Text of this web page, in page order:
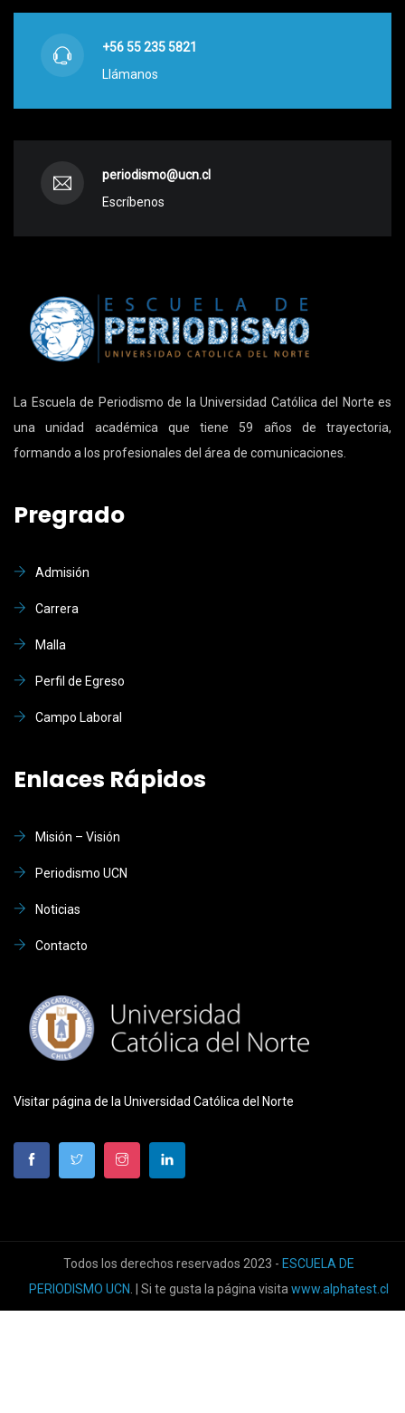
+56 55 235 5821
Llámanos
periodismo@ucn.cl
Escríbenos
La Escuela de Periodismo de la Universidad Católica del Norte es
una unidad académica que tiene 59 años de trayectoria,
formando a los profesionales del área de comunicaciones.
Pregrado
Admisión
Carrera
Malla
Perfil de Egreso
Campo Laboral
Enlaces Rápidos
Misión – Visión
Periodismo UCN
Noticias
Contacto
Visitar página de la Universidad Católica del Norte
Todos los derechos reservados 2023 - ESCUELA DE
PERIODISMO UCN
. | Si te gusta la página visita www.alphatest.cl